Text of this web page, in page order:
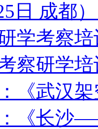
日 成都
学考察
察研学
《武汉
《长沙